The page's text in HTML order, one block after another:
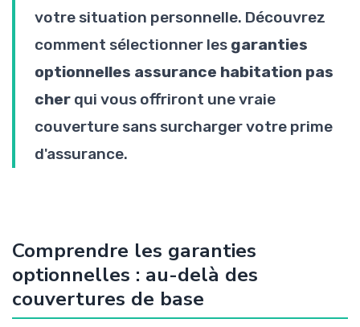
votre situation personnelle. Découvrez
comment sélectionner les garanties
optionnelles assurance habitation pas
cher qui vous offriront une vraie
couverture sans surcharger votre prime
d'assurance.
Comprendre les garanties
optionnelles : au-delà des
couvertures de base